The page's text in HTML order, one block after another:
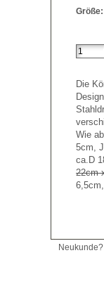
Größe:
Die
Wie
5cm,
ca.D
22cm
6,5cm,